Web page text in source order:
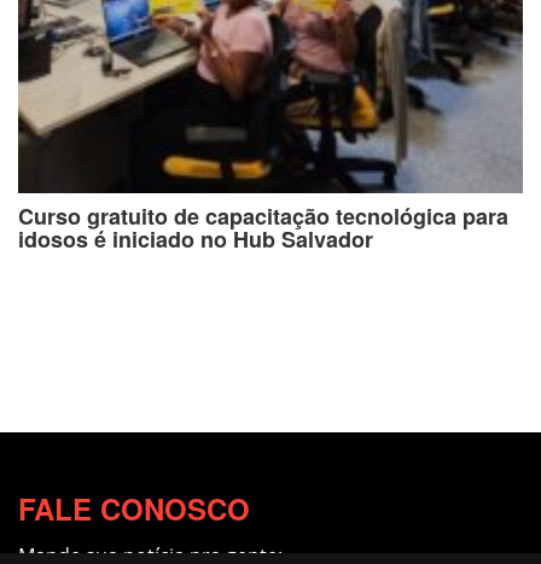
Curso gratuito de capacitação tecnológica para
idosos é iniciado no Hub Salvador
FALE CONOSCO
Mande sua notícia pra gente: